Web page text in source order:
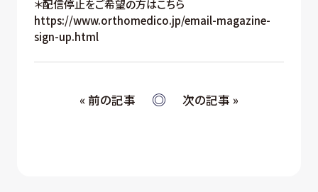
＊配信停止をご希望の方はこちら
https://www.orthomedico.jp/email-magazine-
sign-up.html
« 前の記事 次の記事 »